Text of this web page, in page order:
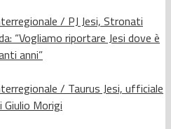
/ PJ Jesi, Stronati
“Vogliamo riportare Jesi dove è
anni”
/ Taurus Jesi, ufficiale
Giulio Morigi